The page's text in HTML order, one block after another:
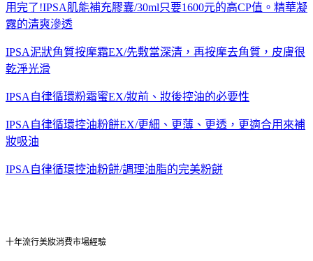
用完了!IPSA肌能補充膠囊/30ml只要1600元的高CP值。精華凝
露的清爽滲透
IPSA泥狀角質按摩霜EX/先敷當深清，再按摩去角質，皮膚很
乾淨光滑
IPSA自律循環粉霜蜜EX/妝前、妝後控油的必要性
IPSA自律循環控油粉餅EX/更細、更薄、更透，更適合用來補
妝吸油
IPSA自律循環控油粉餅/調理油脂的完美粉餅
十年流行美妝消費市場經驗